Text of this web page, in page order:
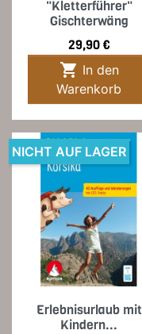
"Kletterführer"
Gischterwäng
Preis
29,90 €

Warenkorb
Erlebnisurlaub mit
Kindern...
NICHT AUF LAGER